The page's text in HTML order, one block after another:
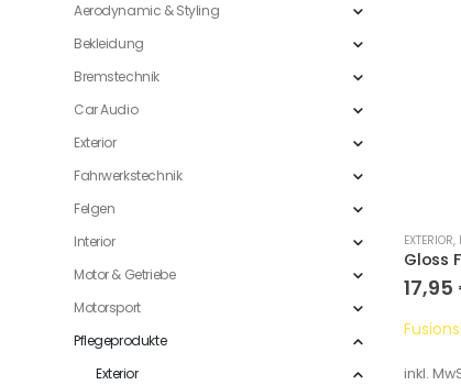
EXTERIOR,
Gloss
17,95
inkl.
Aerodynamic & Styling
Bekleidung
Bremstechnik
Car Audio
Exterior
Fahrwerkstechnik
Felgen
Interior
Motor & Getriebe
Motorsport
Pflegeprodukte
Exterior